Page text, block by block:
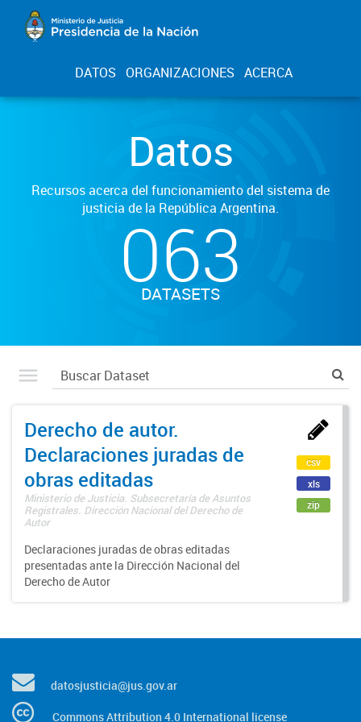
DATOS ORGANIZACIONES ACERCA
Datos
Recursos acerca del funcionamiento del sistema de
justicia de la República Argentina.
063
DATASETS
Derecho de autor.
Declaraciones juradas de
obras editadas
Ministerio de Justicia. Subsecretaría de Asuntos
Registrales. Dirección Nacional del Derecho de
Autor
Declaraciones juradas de obras editadas
presentadas ante la Dirección Nacional del
Derecho de Autor
csv
xls
zip
datosjusticia@jus.gov.ar
Commons Attribution 4.0 International license